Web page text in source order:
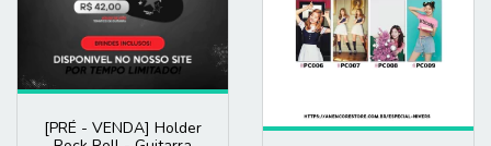
[PRÉ - VENDA] Holder